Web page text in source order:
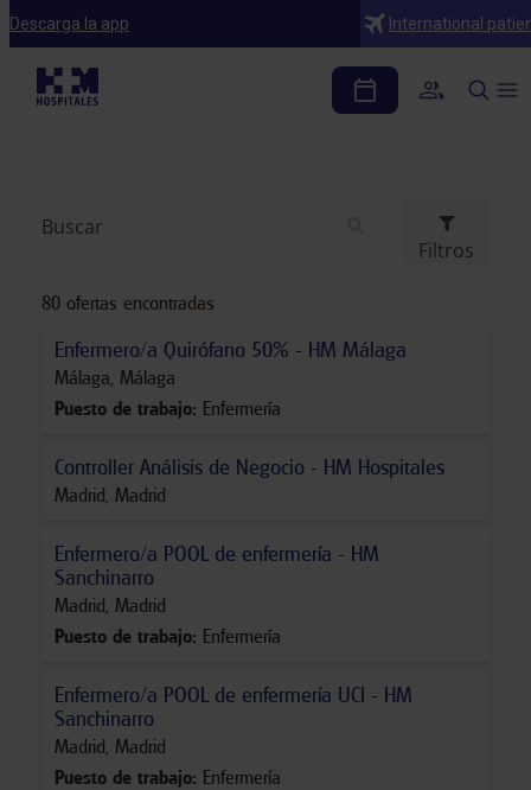
Descarga la app International
Trabaja con nosotros
Trabaja con nosotros
Ofertas de trabajo
Filtros
80 ofertas encontradas
Enfermero/a Quirófano 50% - HM Málaga
Málaga Málaga
Puesto de trabajo: Enfermería
Controller Análisis de Negocio - HM Hospitales
Madrid Madrid
Enfermero/a POOL de enfermería - HM
Sanchinarro
Madrid Madrid
Puesto de trabajo: Enfermería
Enfermero/a POOL de enfermería UCI - HM
Sanchinarro
Madrid Madrid
Puesto de trabajo: Enfermería